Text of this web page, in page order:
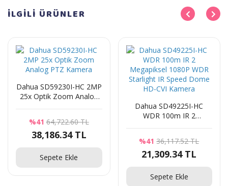
İLGİLİ ÜRÜNLER
Dahua SD59230I-HC 2MP
25x Optik Zoom Analog
%41 64,722.60 TL
38,186.34 TL
Sepete Ekle
Dahua SD49225I-HC
WDR 100m IR 2
HD-CVI Kamera
%41 36,117.52 TL
21,309.34 TL
Sepete Ekle